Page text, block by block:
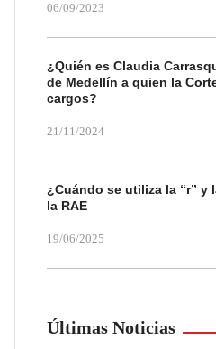
06/09/2023
¿Quién es Claudia
de Medellín a quien la
cargos?
21/11/2024
¿Cuándo se utiliza la “r” y
la RAE
19/06/2025
Últimas Noticias